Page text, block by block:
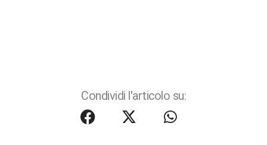
Condividi l'articolo su: